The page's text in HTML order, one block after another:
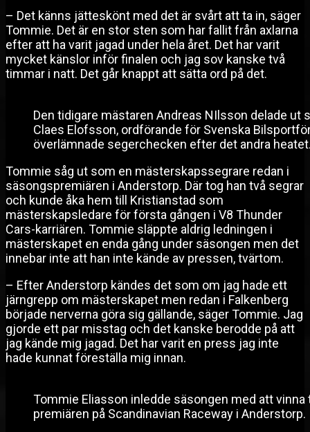
– Det känns jätteskönt med det är svårt att ta in, säger
Tommie. Det är en stor sten som har fallit från axlarna
efter att ha varit jagad under hela året. Det har varit
mycket känslor inför finalen och jag sov kanske två
timmar i natt. Det går knappt att sätta ord på det.
Den tidigare mästaren Andreas NIlsson delade ut
Claes Elofsson, ordförande för Svenska
överlämnade segerchecken efter det andra
Tommie såg ut som en mästerskapssegrare redan i
säsongspremiären i Anderstorp. Där tog han två segrar
och kunde åka hem till Kristianstad som
mästerskapsledare för första gången i V8 Thunder
Cars-karriären. Tommie släppte aldrig ledningen i
mästerskapet en enda gång under säsongen men det
innebar inte att han inte kände av pressen, tvärtom.
– Efter Anderstorp kändes det som om jag hade ett
järngrepp om mästerskapet men redan i Falkenberg
började nerverna göra sig gällande, säger Tommie. Jag
gjorde ett par misstag och det kanske berodde på att
jag kände mig jagad. Det har varit en press jag inte
hade kunnat föreställa mig innan.
Tommie Eliasson inledde säsongen med att
premiären på Scandinavian Raceway i Anderstorp.